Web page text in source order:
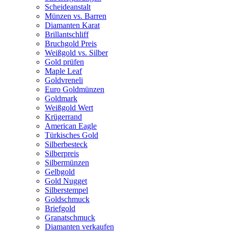
Scheideanstalt
Münzen vs. Barren
Diamanten Karat
Brillantschliff
Bruchgold Preis
Weißgold vs. Silber
Gold prüfen
Maple Leaf
Goldvreneli
Euro Goldmünzen
Goldmark
Weißgold Wert
Krügerrand
American Eagle
Türkisches Gold
Silberbesteck
Silberpreis
Silbermünzen
Gelbgold
Gold Nugget
Silberstempel
Goldschmuck
Briefgold
Granatschmuck
Diamanten verkaufen